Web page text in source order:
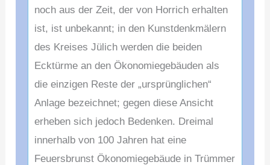
noch aus der Zeit, der von Horrich erhalten
ist, ist unbekannt; in den Kunstdenkmälern
des Kreises Jülich werden die beiden
Ecktürme an den Ökonomiegebäuden als
die einzigen Reste der „ursprünglichen“
Anlage bezeichnet; gegen diese Ansicht
erheben sich jedoch Bedenken. Dreimal
innerhalb von 100 Jahren hat eine
Feuersbrunst Ökonomiegebäude in Trümmer